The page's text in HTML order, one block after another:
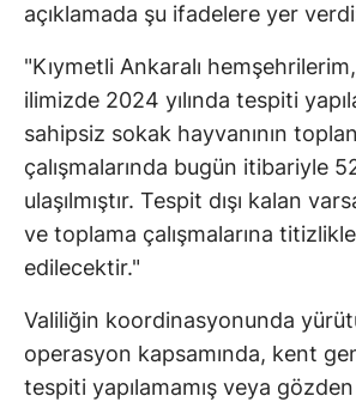
açıklamada şu ifadelere yer
"Kıymetli Ankaralı
ilimizde 2024 yılında tespiti
sahipsiz sokak hayvanının
çalışmalarında bugün itibariyle
ulaşılmıştır. Tespit dışı kalan
ve toplama çalışmalarına
edilecektir."
Valiliğin koordinasyonunda
operasyon kapsamında, kent
tespiti yapılamamış veya gözden